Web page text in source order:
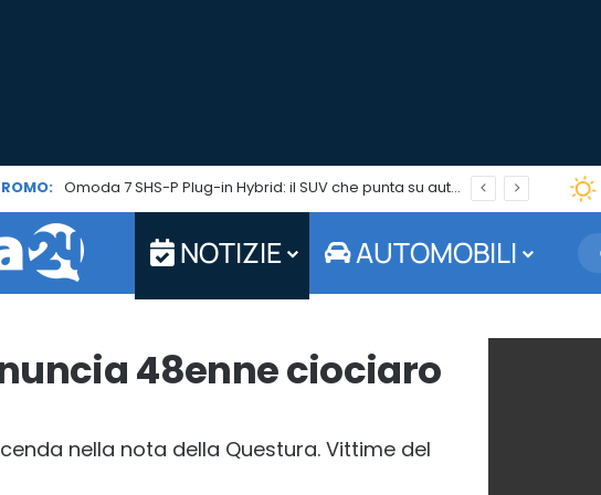
Omoda 7 SHS-P Plug-in Hybrid: il SUV che punta su autonomia ed efficienza è in promo per tutto agosto
NOTIZIE AUTOMOBILI
48enne ciociaro
nella nota della Questura. Vittime del